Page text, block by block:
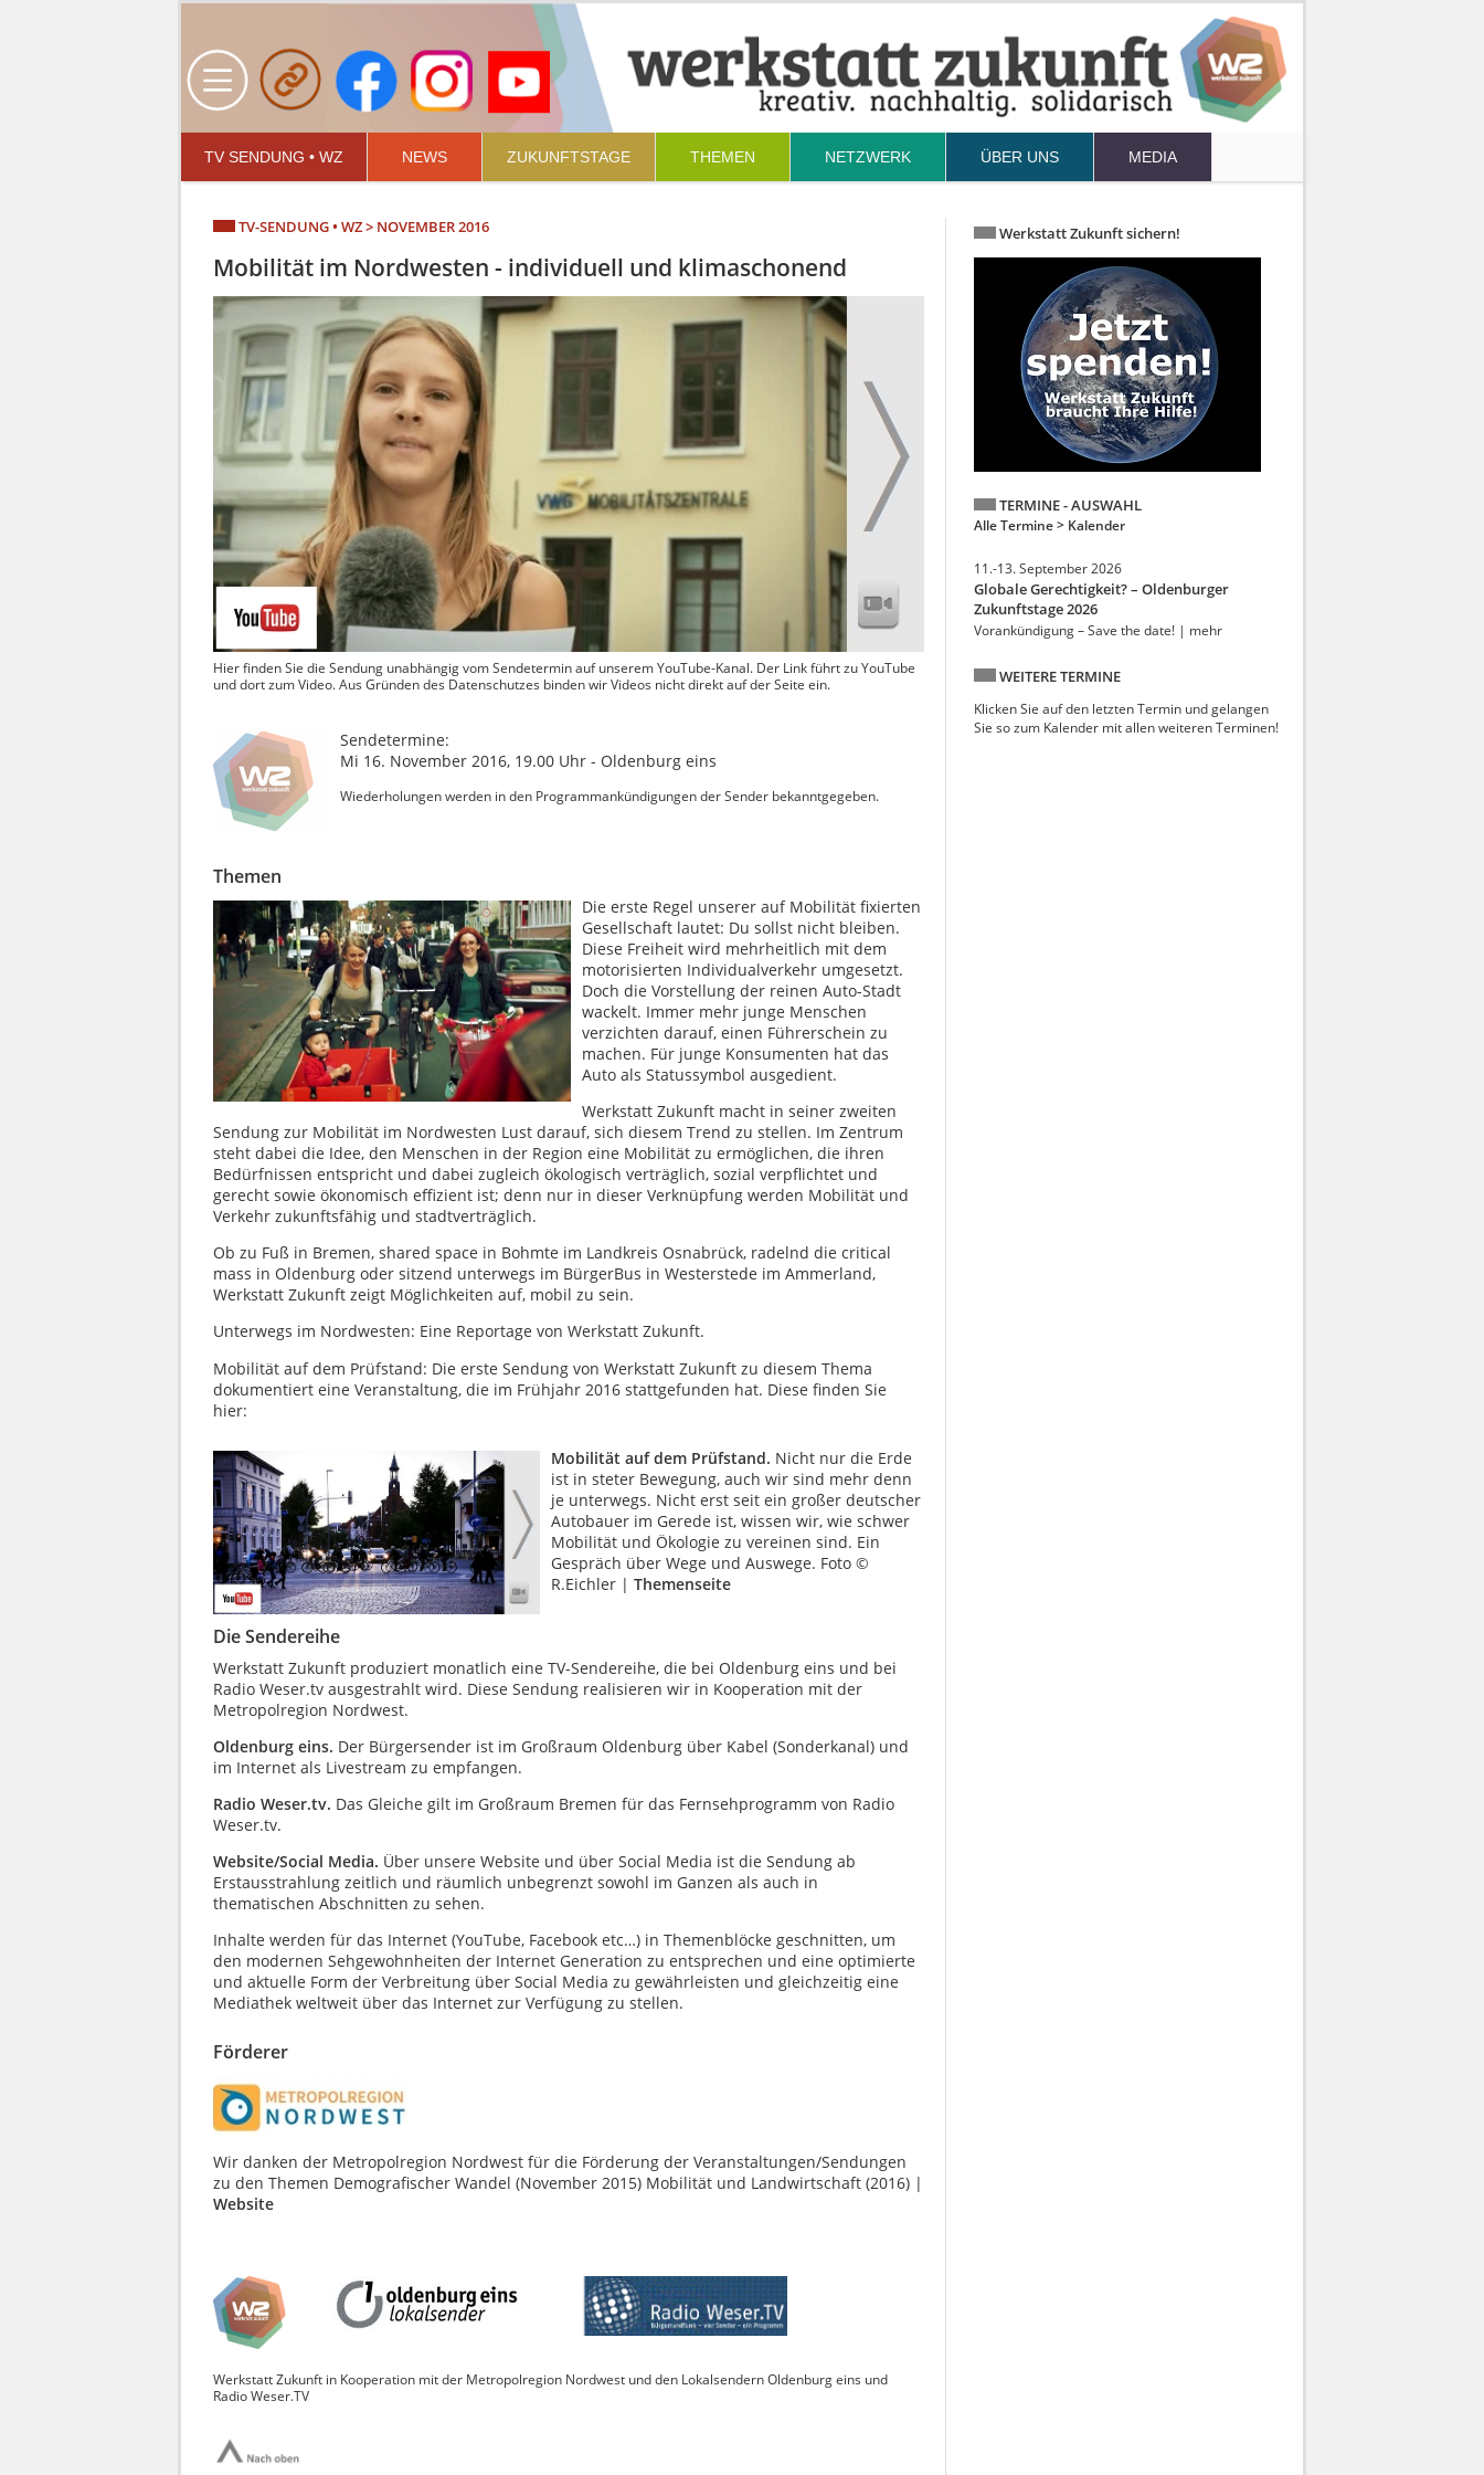
TV SENDUNG • WZ NEWS ZUKUNFTSTAGE THEMEN NETZWERK ÜBER UNS MEDIA
TV-SENDUNG • WZ > NOVEMBER 2016
Mobilität im Nordwesten - individuell und klimaschonend
Hier finden Sie die Sendung unabhängig vom Sendetermin auf unserem YouTube-Kanal. Der Link führt zu YouTube
und dort zum Video. Aus Gründen des Datenschutzes binden wir Videos nicht direkt auf der Seite ein.
Sendetermine:
Mi 16. November 2016, 19.00 Uhr - Oldenburg eins
Wiederholungen werden in den Programmankündigungen der Sender bekanntgegeben.
Themen
Die erste Regel unserer auf Mobilität fixierten
Gesellschaft lautet: Du sollst nicht bleiben.
Diese Freiheit wird mehrheitlich mit dem
motorisierten Individualverkehr umgesetzt.
Doch die Vorstellung der reinen Auto-Stadt
wackelt. Immer mehr junge Menschen
verzichten darauf, einen Führerschein zu
machen. Für junge Konsumenten hat das
Auto als Statussymbol ausgedient.
Werkstatt Zukunft macht in seiner zweiten
Sendung zur Mobilität im Nordwesten Lust darauf, sich diesem Trend zu stellen. Im Zentrum
steht dabei die Idee, den Menschen in der Region eine Mobilität zu ermöglichen, die ihren
Bedürfnissen entspricht und dabei zugleich ökologisch verträglich, sozial verpflichtet und
gerecht sowie ökonomisch effizient ist; denn nur in dieser Verknüpfung werden Mobilität und
Verkehr zukunftsfähig und stadtverträglich.
Ob zu Fuß in Bremen, shared space in Bohmte im Landkreis Osnabrück, radelnd die critical
mass in Oldenburg oder sitzend unterwegs im BürgerBus in Westerstede im Ammerland,
Werkstatt Zukunft zeigt Möglichkeiten auf, mobil zu sein.
Unterwegs im Nordwesten: Eine Reportage von Werkstatt Zukunft.
Mobilität auf dem Prüfstand: Die erste Sendung von Werkstatt Zukunft zu diesem Thema
dokumentiert eine Veranstaltung, die im Frühjahr 2016 stattgefunden hat. Diese finden Sie
hier:
Mobilität auf dem Prüfstand. Nicht nur die Erde
ist in steter Bewegung, auch wir sind mehr denn
je unterwegs. Nicht erst seit ein großer deutscher
Autobauer im Gerede ist, wissen wir, wie schwer
Mobilität und Ökologie zu vereinen sind. Ein
Gespräch über Wege und Auswege. Foto ©
R.Eichler | Themenseite
Die Sendereihe
Werkstatt Zukunft produziert monatlich eine TV-Sendereihe, die bei Oldenburg eins und bei
Radio Weser.tv ausgestrahlt wird. Diese Sendung realisieren wir in Kooperation mit der
Metropolregion Nordwest.
Oldenburg eins. Der Bürgersender ist im Großraum Oldenburg über Kabel (Sonderkanal) und
im Internet als Livestream zu empfangen.
Radio Weser.tv. Das Gleiche gilt im Großraum Bremen für das Fernsehprogramm von Radio
Weser.tv.
Website/Social Media. Über unsere Website und über Social Media ist die Sendung ab
Erstausstrahlung zeitlich und räumlich unbegrenzt sowohl im Ganzen als auch in
thematischen Abschnitten zu sehen.
Inhalte werden für das Internet (YouTube, Facebook etc…) in Themenblöcke geschnitten, um
den modernen Sehgewohnheiten der Internet Generation zu entsprechen und eine optimierte
und aktuelle Form der Verbreitung über Social Media zu gewährleisten und gleichzeitig eine
Mediathek weltweit über das Internet zur Verfügung zu stellen.
Förderer
Wir danken der Metropolregion Nordwest für die Förderung der Veranstaltungen/Sendungen
zu den Themen Demografischer Wandel (November 2015) Mobilität und Landwirtschaft (2016) |
Website
Werkstatt Zukunft in Kooperation mit der Metropolregion Nordwest und den Lokalsendern Oldenburg eins und
Radio Weser.TV
Werkstatt Zukunft sichern!
TERMINE - AUSWAHL
Alle Termine > Kalender
11.-13. September 2026
Globale Gerechtigkeit? – Oldenburger
Zukunftstage 2026
Vorankündigung – Save the date! | mehr
WEITERE TERMINE
Klicken Sie auf den letzten Termin und gelangen
Sie so zum Kalender mit allen weiteren Terminen!